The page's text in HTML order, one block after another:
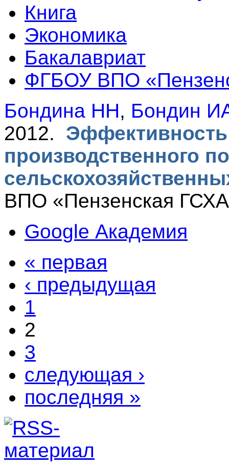
Книга
Экономика
Бакалавриат
ФГБОУ ВПО
Бондина НН, Бондин
2012.
производственного
ВПО «Пензенская
Google Академия
« первая
‹ предыдущая
1
2
3
следующая ›
последняя »